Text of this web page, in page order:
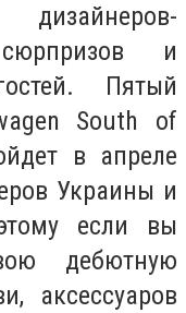
и
Пятый
South of
в апреле
Украины и
если вы
дебютную
аксессуаров